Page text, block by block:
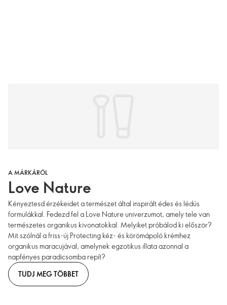
A MÁRKÁRÓL
Love Nature
Kényeztesd érzékeidet a természet által inspirált édes és lédús
formulákkal. Fedezd fel a Love Nature univerzumot, amely tele van
természetes organikus kivonatokkal. Melyiket próbálod ki először?
Mit szólnál a friss-új Protecting kéz- és körömápoló krémhez
organikus maracujával, amelynek egzotikus illata azonnal a
napfényes paradicsomba repít?
TUDJ MEG TÖBBET